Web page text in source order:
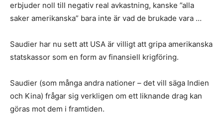
erbjuder noll till negativ real avkastning, kanske ”alla
saker amerikanska” bara inte är vad de brukade vara …
Saudier har nu sett att USA är villigt att gripa amerikanska
statskassor som en form av finansiell krigföring.
Saudier (som många andra nationer – det vill säga Indien
och Kina) frågar sig verkligen om ett liknande drag kan
göras mot dem i framtiden.